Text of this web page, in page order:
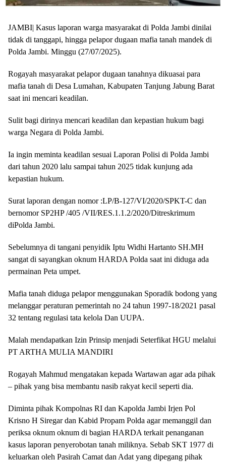
JAMBI| Kasus laporan warga masyarakat di Polda Jambi dinilai
tidak di tanggapi, hingga pelapor dugaan mafia tanah mandek di
Polda Jambi. Minggu (27/07/2025).
Rogayah masyarakat pelapor dugaan tanahnya dikuasai para
mafia tanah di Desa Lumahan, Kabupaten Tanjung Jabung Barat
saat ini mencari keadilan.
Sulit bagi dirinya mencari keadilan dan kepastian hukum bagi
warga Negara di Polda Jambi.
Ia ingin meminta keadilan sesuai Laporan Polisi di Polda Jambi
dari tahun 2020 lalu sampai tahun 2025 tidak kunjung ada
kepastian hukum.
Surat laporan dengan nomor :LP/B-127/VI/2020/SPKT-C dan
bernomor SP2HP /405 /VII/RES.1.1.2/2020/Ditreskrimum
diPolda Jambi.
Sebelumnya di tangani penyidik Iptu Widhi Hartanto SH.MH
sangat di sayangkan oknum HARDA Polda saat ini diduga ada
permainan Peta umpet.
Mafia tanah diduga pelapor menggunakan Sporadik bodong yang
melanggar peraturan pemerintah no 24 tahun 1997-18/2021 pasal
32 tentang regulasi tata kelola Dan UUPA.
Malah mendapatkan Izin Prinsip menjadi Seterfikat HGU melalui
PT ARTHA MULIA MANDIRI
Rogayah Mahmud mengatakan kepada Wartawan agar ada pihak
– pihak yang bisa membantu nasib rakyat kecil seperti dia.
Diminta pihak Kompolnas RI dan Kapolda Jambi Irjen Pol
Krisno H Siregar dan Kabid Propam Polda agar memanggil dan
periksa oknum oknum di bagian HARDA terkait penanganan
kasus laporan penyerobotan tanah miliknya. Sebab SKT 1977 di
keluarkan oleh Pasirah Camat dan Adat yang dipegang pihak